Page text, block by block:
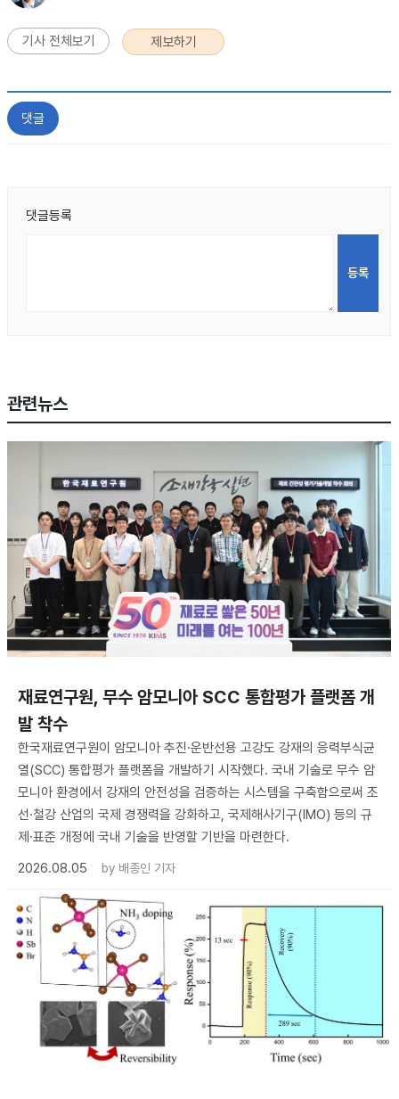
기사 전체보기 제보하기
댓글
댓글등록
관련뉴스
재료연구원, 무수 암모니아 SCC 통합평가 플랫폼 개
발 착수
한국재료연구원이 암모니아 추진·운반선용 고강도 강재의 응력부식균
열(SCC) 통합평가 플랫폼을 개발하기 시작했다. 국내 기술로 무수 암
모니아 환경에서 강재의 안전성을 검증하는 시스템을 구축함으로써 조
선·철강 산업의 국제 경쟁력을 강화하고, 국제해사기구(IMO) 등의 규
제·표준 개정에 국내 기술을 반영할 기반을 마련한다.
2026.08.05
by 배종인 기자